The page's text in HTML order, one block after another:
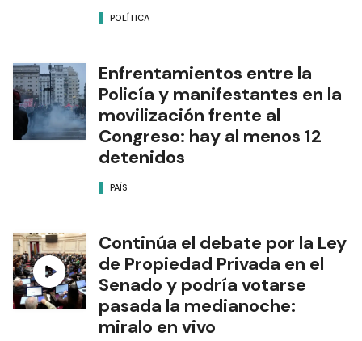
POLÍTICA
Enfrentamientos entre la
Policía y manifestantes en la
movilización frente al
Congreso: hay al menos 12
detenidos
PAÍS
Continúa el debate por la Ley
de Propiedad Privada en el
Senado y podría votarse
pasada la medianoche:
miralo en vivo